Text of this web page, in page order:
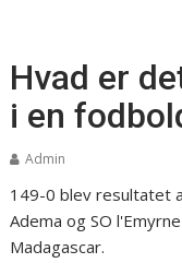
Hvad er
i en
Admin
149-0 blev resultatet
Adema og SO
Madagascar.